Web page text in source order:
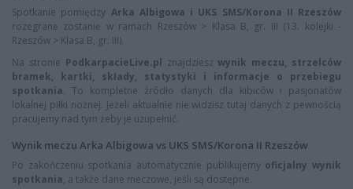
Spotkanie pomiędzy Arka Albigowa i UKS SMS/Korona II Rzeszów
rozegrane zostanie w ramach Rzeszów > Klasa B, gr. III (13. kolejki -
Rzeszów > Klasa B, gr. III).
Na stronie PodkarpacieLive.pl znajdzieszwynik meczu, strzelców
bramek, kartki, składy, statystyki i informacje o przebiegu
spotkania. To kompletne źródło danych dla kibiców i pasjonatów
lokalnej piłki nożnej. Jeżeli aktualnie nie widzisz tutaj danych z pewnością
pracujemy nad tym żeby je uzupełnić.
Wynik meczu Arka Albigowa vs UKS SMS/Korona II Rzeszów
Po zakończeniu spotkania automatycznie publikujemy oficjalny wynik
spotkania, a także dane meczowe, jeśli są dostępne.